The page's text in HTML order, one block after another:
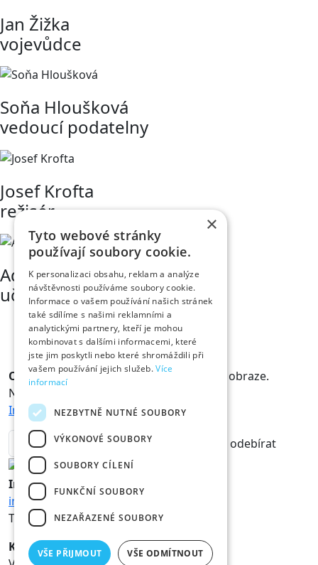
Jan Žižka
vojevůdce
Soňa Hloušková
vedoucí podatelny
Josef Krofta
režisér
Adéla Černíková
učitelka na ZUŠ
Odběr novinekKrálové a Královny jsou v obraze.
Novinky vám rádi doručíme na mail.
Informace o zpracování osobních údajů
odebírat
Informace
info@hk800.cz
T:
+420 734 561 247
Kancelář oslav
×
Tyto webové stránky
používají soubory cookie.
K personalizaci obsahu, reklam a analýze
návštěvnosti používáme soubory cookie.
Informace o vašem používání našich stránek
také sdílíme s našimi reklamními a
analytickými partnery, kteří je mohou
kombinovat s dalšími informacemi, které
jste jim poskytli nebo které shromáždili při
vašem používání jejich služeb.Více
informací
NEZBYTNĚ NUTNÉ SOUBORY
VÝKONOVÉ SOUBORY
SOUBORY CÍLENÍ
FUNKČNÍ SOUBORY
NEZAŘAZENÉ SOUBORY
VŠE PŘIJMOUT VŠE ODMÍTNOUT